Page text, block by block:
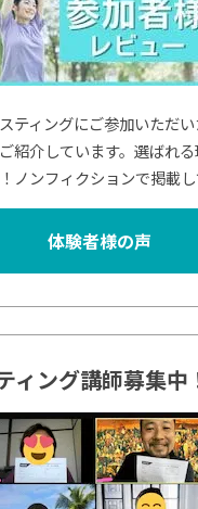
ティングにご参加いただ
紹介しています。選ばれ
ノンフィクションで掲載
体験者様の声
ィング講師募集中